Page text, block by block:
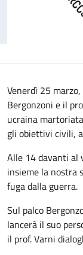
Venerdì 25
Bergonzoni e il
ucraina
gli obiettivi civili,
Alle 14 davanti al
insieme la nostra
fuga dalla guerra.
Sul palco
lancerà il suo
il prof. Varni